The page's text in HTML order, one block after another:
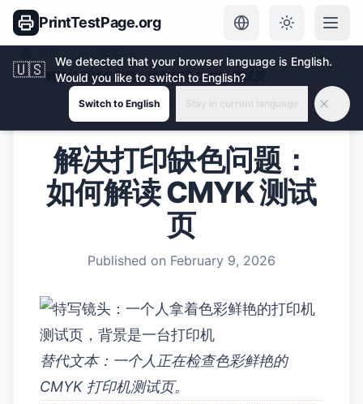
PrintTestPage.org
🇺🇸
We detected that your browser language is English.
Would you like to switch to English?
Switch to English Stay in current language
解决打印缺色问题：如何解读 CMYK 测试页
解决打印缺色问题：
如何解读 CMYK 测试
页
Published on February 9, 2026
替代文本：一个人正在检查色彩鲜艳的
CMYK 打印机测试页。